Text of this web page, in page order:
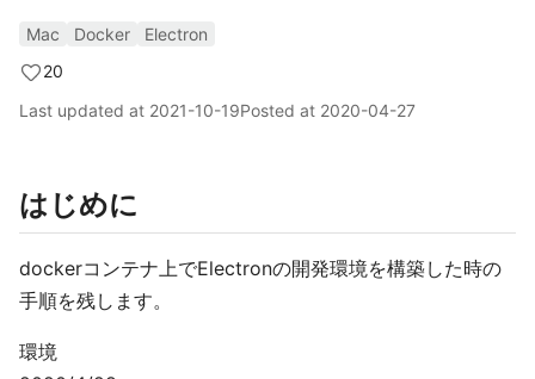
Mac Docker
Electron
20
Last updated at 2021-10-19Posted at 2020-04-27
はじめに
dockerコンテナ上でElectronの開発環境を構築した時の
手順を残します。
環境